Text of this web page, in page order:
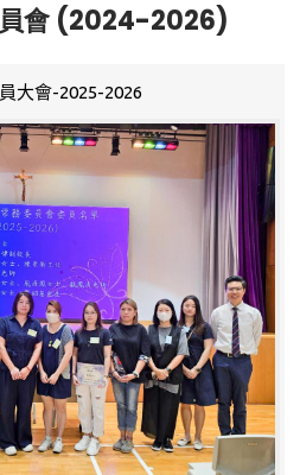
會 (2024-2026)
大會-2025-2026